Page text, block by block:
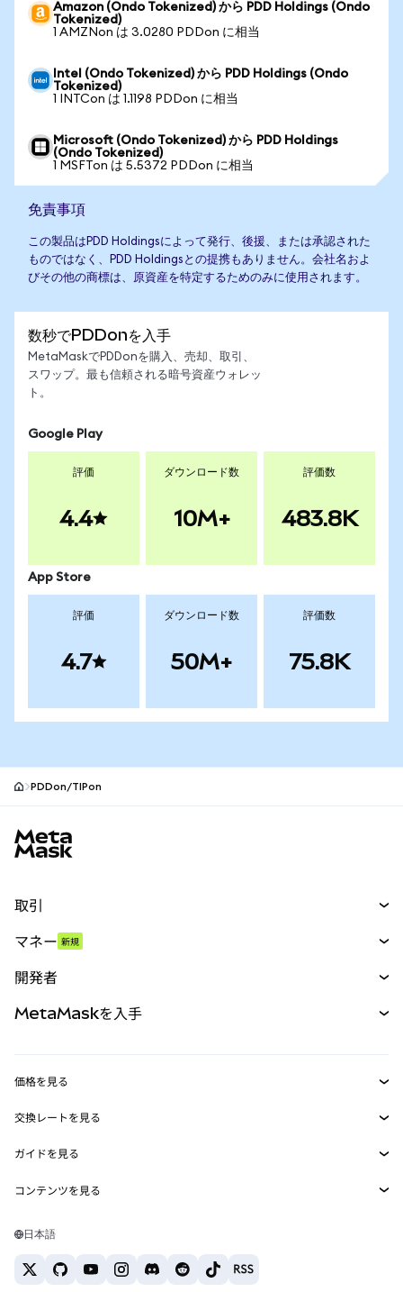
Amazon (Ondo Tokenized) から PDD Holdings (Ondo
Tokenized)
1 AMZNon は 3.0280 PDDon に相当
Intel (Ondo Tokenized) から PDD Holdings (Ondo
Tokenized)
1 INTCon は 1.1198 PDDon に相当
Microsoft (Ondo Tokenized) から PDD Holdings
(Ondo Tokenized)
1 MSFTon は 5.5372 PDDon に相当
免責事項
この製品はPDD Holdingsによって発行、後援、または承認された
ものではなく、PDD Holdingsとの提携もありません。会社名およ
びその他の商標は、原資産を特定するためのみに使用されます。
数秒でPDDonを入手
MetaMaskでPDDonを購入、売却、取引、
スワップ。最も信頼される暗号資産ウォレッ
ト。
Google Play
評価
4.4
ダウンロード数
10M+
評価数
483.8K
App Store
評価
4.7
ダウンロード数
50M+
評価数
75.8K
PDDon/TIPon
取引
パーペチュアル
RWA
マネー 新規
開発者
MetaMask Connect
Snaps
Web3サービス
MetaMaskを入手
セキュリティ
サポート
キャリア
お問い合わせ
価格を見る
イーサリアムの価格
Solanaの価格
Tetherの価格
交換レートを見る
ETH→USD
USDT→INR
BTC→INR
ETH→USDT
ガイドを見る
ETHの購入
USDTの購入
コンテンツを見る
Solanaウォレット
日本語